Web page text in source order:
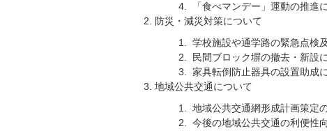
「食べマンデー」運動の推進
防災・減災対策について
学校施設や通学路の緊急点検
民間ブロック塀の撤去・新設
家具転倒防止器具の設置助成
地域公共交通について
地域公共交通網形成計画策定
今後の地域公共交通の利便性